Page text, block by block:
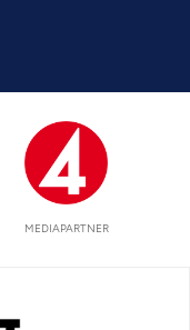
MEDIAPARTNER